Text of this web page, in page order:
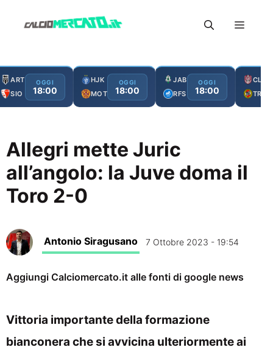
Menu
ART
SIO
OGGI
18:00
HJK
MOT
OGGI
18:00
JAB
RFS
OGGI
18:00
CLJ
TRO
Allegri mette Juric
all’angolo: la Juve doma il
Toro 2-0
Antonio Siragusano 7 Ottobre 2023 - 19:54
Aggiungi Calciomercato.it alle fonti di google news
Vittoria importante della formazione
bianconera che si avvicina ulteriormente ai